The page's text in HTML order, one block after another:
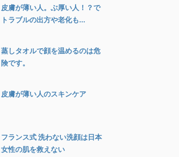
皮膚が薄い人。ぶ厚い人！？で
トラブルの出方や老化も...
蒸しタオルで顔を温めるのは危
険です。
皮膚が薄い人のスキンケア
フランス式 洗わない洗顔は日本
女性の肌を救えない